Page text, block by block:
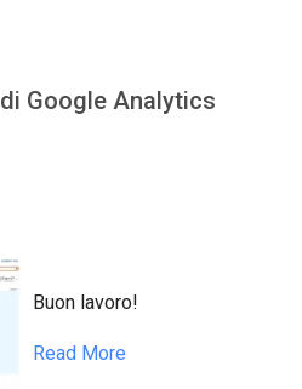
Google Analytics
Buon lavoro!
Read More